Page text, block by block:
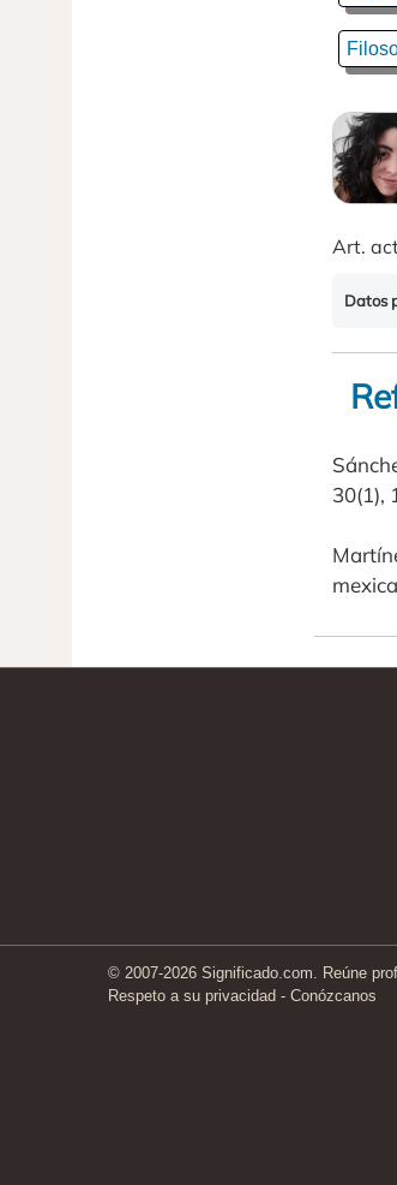
Art.
Datos
30(1),
© 2007-2026 Significado.com. Reúne
Respeto a su privacidad - Conózcanos